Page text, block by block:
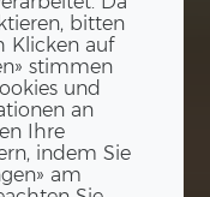
bitten
Klicken auf
stimmen
und
an
Ihre
indem Sie
am